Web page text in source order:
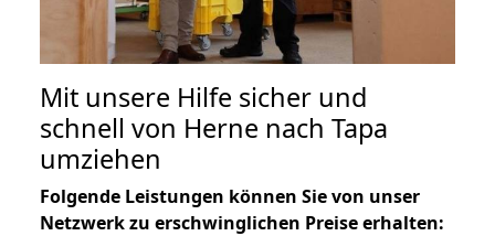
Mit unsere Hilfe sicher und
schnell von Herne nach Tapa
umziehen
Folgende Leistungen können Sie von unser
Netzwerk zu erschwinglichen Preise erhalten: